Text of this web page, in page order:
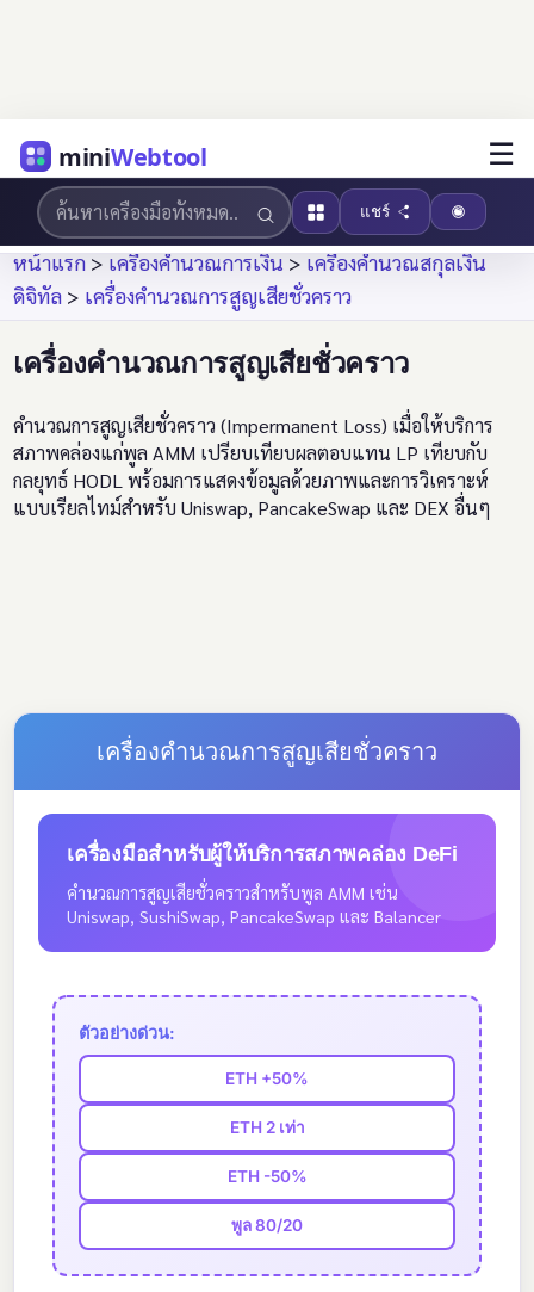
miniWebtool ☰
แชร์
หน้าแรก>เครื่องคำนวณการเงิน>เครื่องคำนวณสกุลเงิน
ดิจิทัล > เครื่องคำนวณการสูญเสียชั่วคราว
เครื่องคำนวณการสูญเสียชั่วคราว
คำนวณการสูญเสียชั่วคราว (Impermanent Loss) เมื่อให้บริการ
สภาพคล่องแก่พูล AMM เปรียบเทียบผลตอบแทน LP เทียบกับ
กลยุทธ์ HODL พร้อมการแสดงข้อมูลด้วยภาพและการวิเคราะห์
แบบเรียลไทม์สำหรับ Uniswap, PancakeSwap และ DEX อื่นๆ
เครื่องคำนวณการสูญเสียชั่วคราว
เครื่องมือสำหรับผู้ให้บริการสภาพคล่อง DeFi
คำนวณการสูญเสียชั่วคราวสำหรับพูล AMM เช่น
Uniswap, SushiSwap, PancakeSwap และ Balancer
ตัวอย่างด่วน:
ETH +50%
ETH 2 เท่า
ETH -50%
พูล 80/20